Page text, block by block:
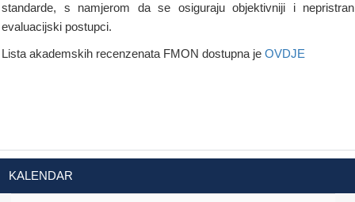
standarde, s namjerom da se osiguraju objektivniji i
evaluacijski postupci.
Lista akademskih recenzenata FMON dostupna je OVDJE
KALENDAR